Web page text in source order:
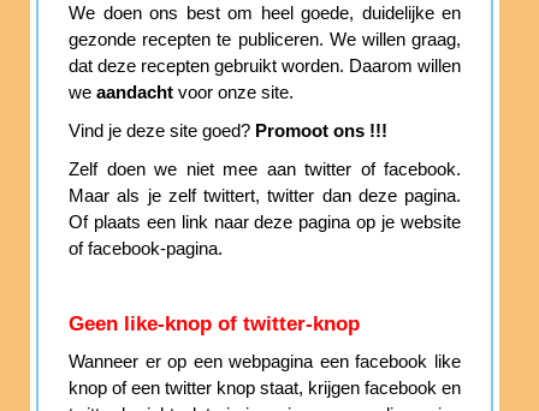
We doen ons best om heel goede, duidelijke en
gezonde recepten te publiceren. We willen graag,
dat deze recepten gebruikt worden. Daarom willen
we aandacht voor onze site.
Vind je deze site goed? Promoot ons !!!
Zelf doen we niet mee aan twitter of facebook.
Maar als je zelf twittert, twitter dan deze pagina.
Of plaats een link naar deze pagina op je website
of facebook-pagina.
Geen like-knop of twitter-knop
Wanneer er op een webpagina een facebook like
knop of een twitter knop staat, krijgen facebook en